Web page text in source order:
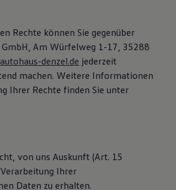
Rechte können Sie gegenüber
GmbH, Am Würfelweg 1-17, 35288
denzel.de jederzeit
machen. Weitere Informationen
Ihrer Rechte finden Sie unter
von uns Auskunft (Art. 15
Verarbeitung Ihrer
Daten zu erhalten.